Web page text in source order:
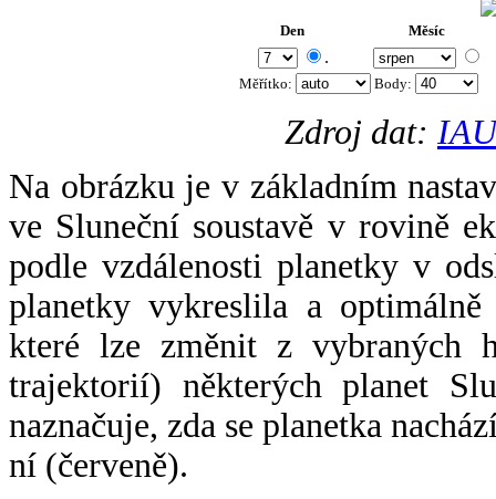
Den Měsíc
.
Měřítko: Body:
Zdroj dat:
Na obrázku je v základním
ve Sluneční soustavě v rovině
podle vzdálenosti planetky v
planetky vykreslila a
které lze změnit z vybraných
trajektorií) některých planet
naznačuje, zda se planetka
ní (červeně).